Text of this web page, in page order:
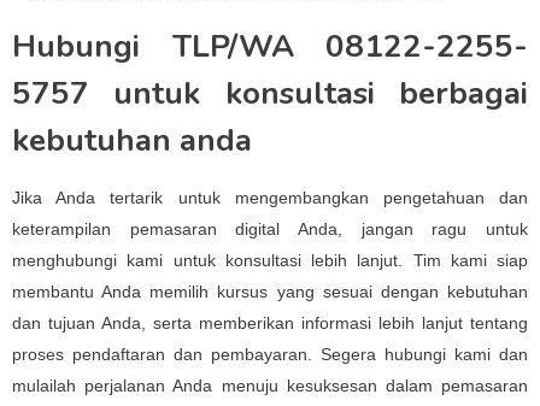
Hubungi TLP/WA 08122-2255-
5757 untuk konsultasi berbagai
kebutuhan anda
Jika Anda tertarik untuk mengembangkan pengetahuan dan
keterampilan pemasaran digital Anda, jangan ragu untuk
menghubungi kami untuk konsultasi lebih lanjut. Tim kami siap
membantu Anda memilih kursus yang sesuai dengan kebutuhan
dan tujuan Anda, serta memberikan informasi lebih lanjut tentang
proses pendaftaran dan pembayaran. Segera hubungi kami dan
mulailah perjalanan Anda menuju kesuksesan dalam pemasaran